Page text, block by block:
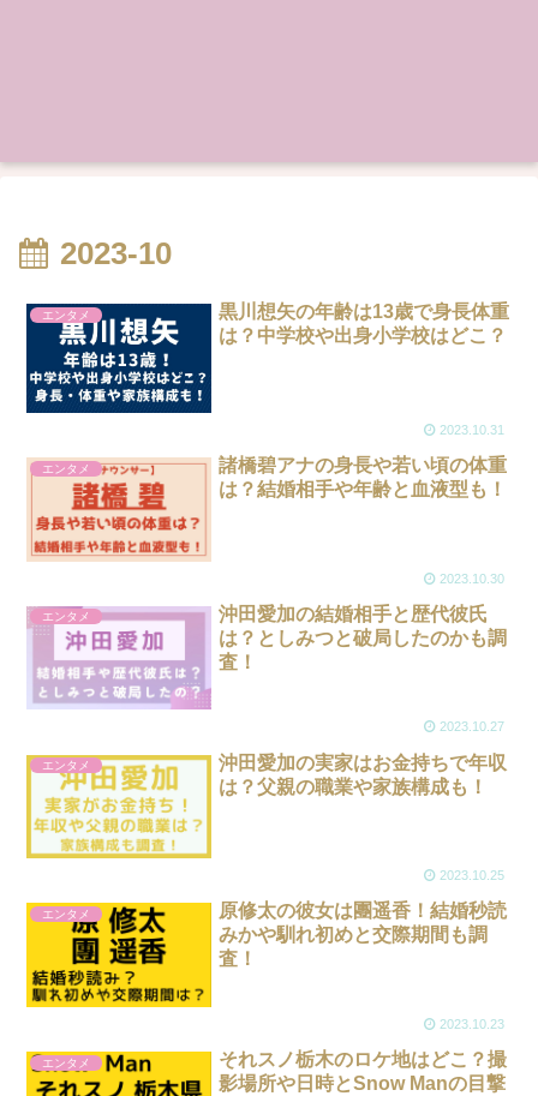
2023-10
エンタメ
黒川想矢の年齢は13歳で身長体重
は？中学校や出身小学校はどこ？
2023.10.31
エンタメ
諸橋碧アナの身長や若い頃の体重
は？結婚相手や年齢と血液型も！
2023.10.30
エンタメ
沖田愛加の結婚相手と歴代彼氏
は？としみつと破局したのかも調
査！
2023.10.27
エンタメ
沖田愛加の実家はお金持ちで年収
は？父親の職業や家族構成も！
2023.10.25
エンタメ
原修太の彼女は團遥香！結婚秒読
みかや馴れ初めと交際期間も調
査！
2023.10.23
エンタメ
それスノ栃木のロケ地はどこ？撮
影場所や日時とSnow Manの目撃